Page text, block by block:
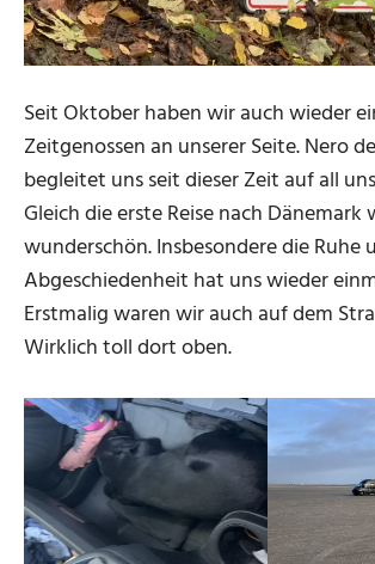
Seit Oktober haben wir auch wieder
Zeitgenossen an unserer Seite. Nero
begleitet uns seit dieser Zeit auf all
Gleich die erste Reise nach Dänemark
wunderschön. Insbesondere die Ruhe
Abgeschiedenheit hat uns wieder
Erstmalig waren wir auch auf dem
Wirklich toll dort oben.